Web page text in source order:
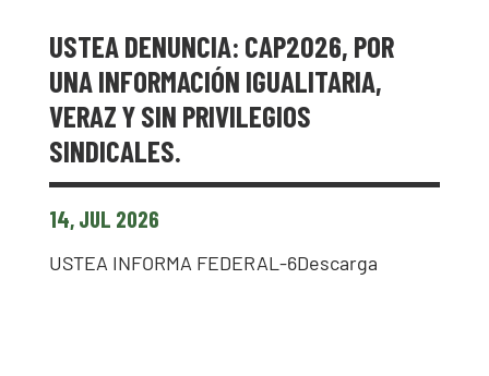
USTEA DENUNCIA: CAP2026, POR
UNA INFORMACIÓN IGUALITARIA,
VERAZ Y SIN PRIVILEGIOS
SINDICALES.
14, JUL 2026
USTEA INFORMA FEDERAL-6Descarga